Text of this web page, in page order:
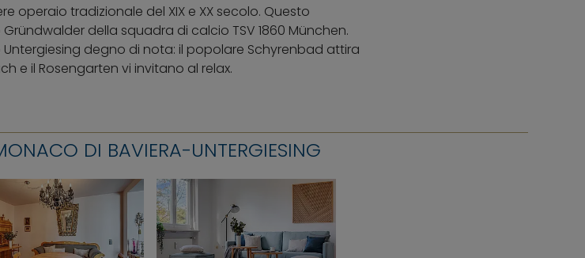
operaio tradizionale del XIX e XX secolo. Questo
della squadra di calcio TSV 1860 München.
degno di nota: il popolare Schyrenbad attira
e il Rosengarten vi invitano al relax.
DI BAVIERA-UNTERGIESING